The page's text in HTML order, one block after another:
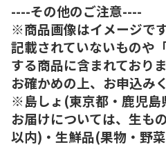
----その他のご注意----
※商品画像はイメージで
記載されていないものや
する商品に含まれており
お確かめの上、お申込み
※島しょ(東京都・鹿児島
お届けについては、生も
以内)・生鮮品(果物・野